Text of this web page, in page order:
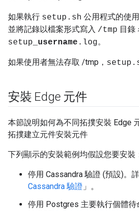
如果執行 setup.sh 公用程式的使
並將記錄以檔案形式寫入 /tmp 目錄
setup_ username .log。
如果使用者無法存取 /tmp，
安裝 Edge 元件
本節說明如何為不同拓撲安裝 Edge
拓撲建立元件安裝元件
下列顯示的安裝範例均假設您要安裝
停用 Cassandra 驗證 (預設)。
Cassandra 驗證 」。
停用 Postgres 主要執行個體待